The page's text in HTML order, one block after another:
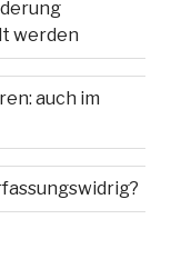
werden
auch im